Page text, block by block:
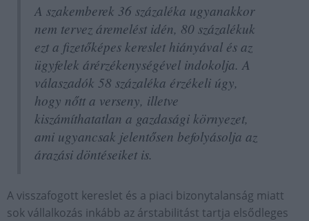
A szakemberek 36 százaléka ugyanakkor
nem tervez áremelést idén, 80 százalékuk
ezt a fizetőképes kereslet hiányával és az
ügyfelek árérzékenységével indokolja. A
válaszadók 58 százaléka érzékeli úgy,
hogy nőtt a verseny, illetve
kiszámíthatatlan a gazdasági környezet,
ami ugyancsak jelentősen befolyásolja az
árazási döntéseiket is.
A visszafogott kereslet és a piaci bizonytalanság miatt
sok vállalkozás inkább az árstabilitást tartja elsődleges